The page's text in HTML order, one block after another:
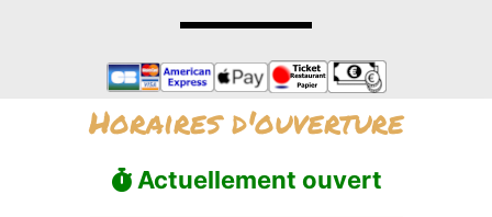
Horaires d'ouverture
Actuellement ouvert